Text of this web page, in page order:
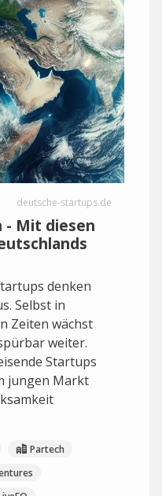
deutsche-startups.de
- Mit diesen
denken
Selbst in
Zeiten wächst
weiter.
Startups
jungen Markt
Partech